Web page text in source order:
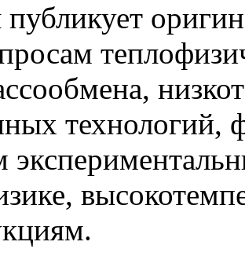
технологий,